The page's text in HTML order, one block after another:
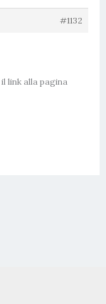
#1132
link alla pagina